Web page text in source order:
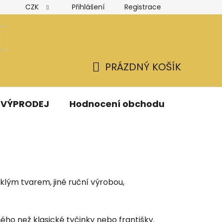
Hodnocení obchodu Obchodní podmínky
CZK Přihlášení Registrace
KOŠÍK
PRÁZDNÝ KOŠÍK
VÝPRODEJ Hodnocení obchodu
tvarem, jiné ruční výrobou,